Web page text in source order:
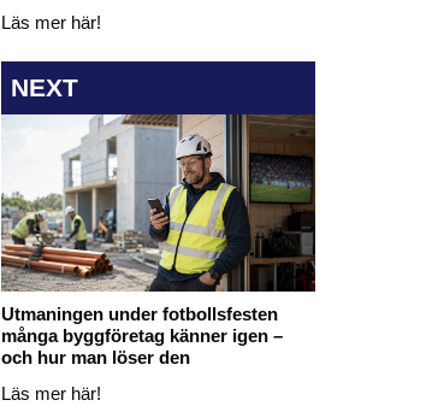
Läs mer här!
NEXT
Utmaningen under fotbollsfesten
många byggföretag känner igen –
och hur man löser den
Läs mer här!